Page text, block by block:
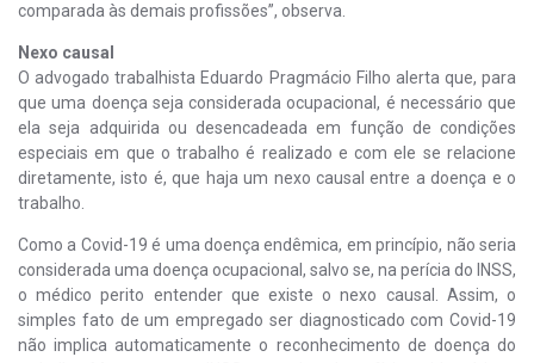
comparada às demais profissões”, observa.
Nexo causal
O advogado trabalhista Eduardo Pragmácio Filho alerta que, para
que uma doença seja considerada ocupacional, é necessário que
ela seja adquirida ou desencadeada em função de condições
especiais em que o trabalho é realizado e com ele se relacione
diretamente, isto é, que haja um nexo causal entre a doença e o
trabalho.
Como a Covid-19 é uma doença endêmica, em princípio, não seria
considerada uma doença ocupacional, salvo se, na perícia do INSS,
o médico perito entender que existe o nexo causal. Assim, o
simples fato de um empregado ser diagnosticado com Covid-19
não implica automaticamente o reconhecimento de doença do